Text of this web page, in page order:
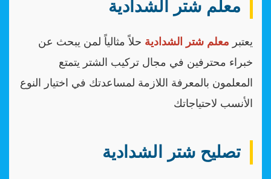
معلم شتر الشدادية
يعتبر معلم شتر الشدادية حلاً مثالياً لمن يبحث عن
خبراء محترفين في مجال تركيب الشتر يتمتع
المعلمون بالمعرفة اللازمة لمساعدتك في اختيار النوع
الأنسب لاحتياجاتك
تصليح شتر الشدادية